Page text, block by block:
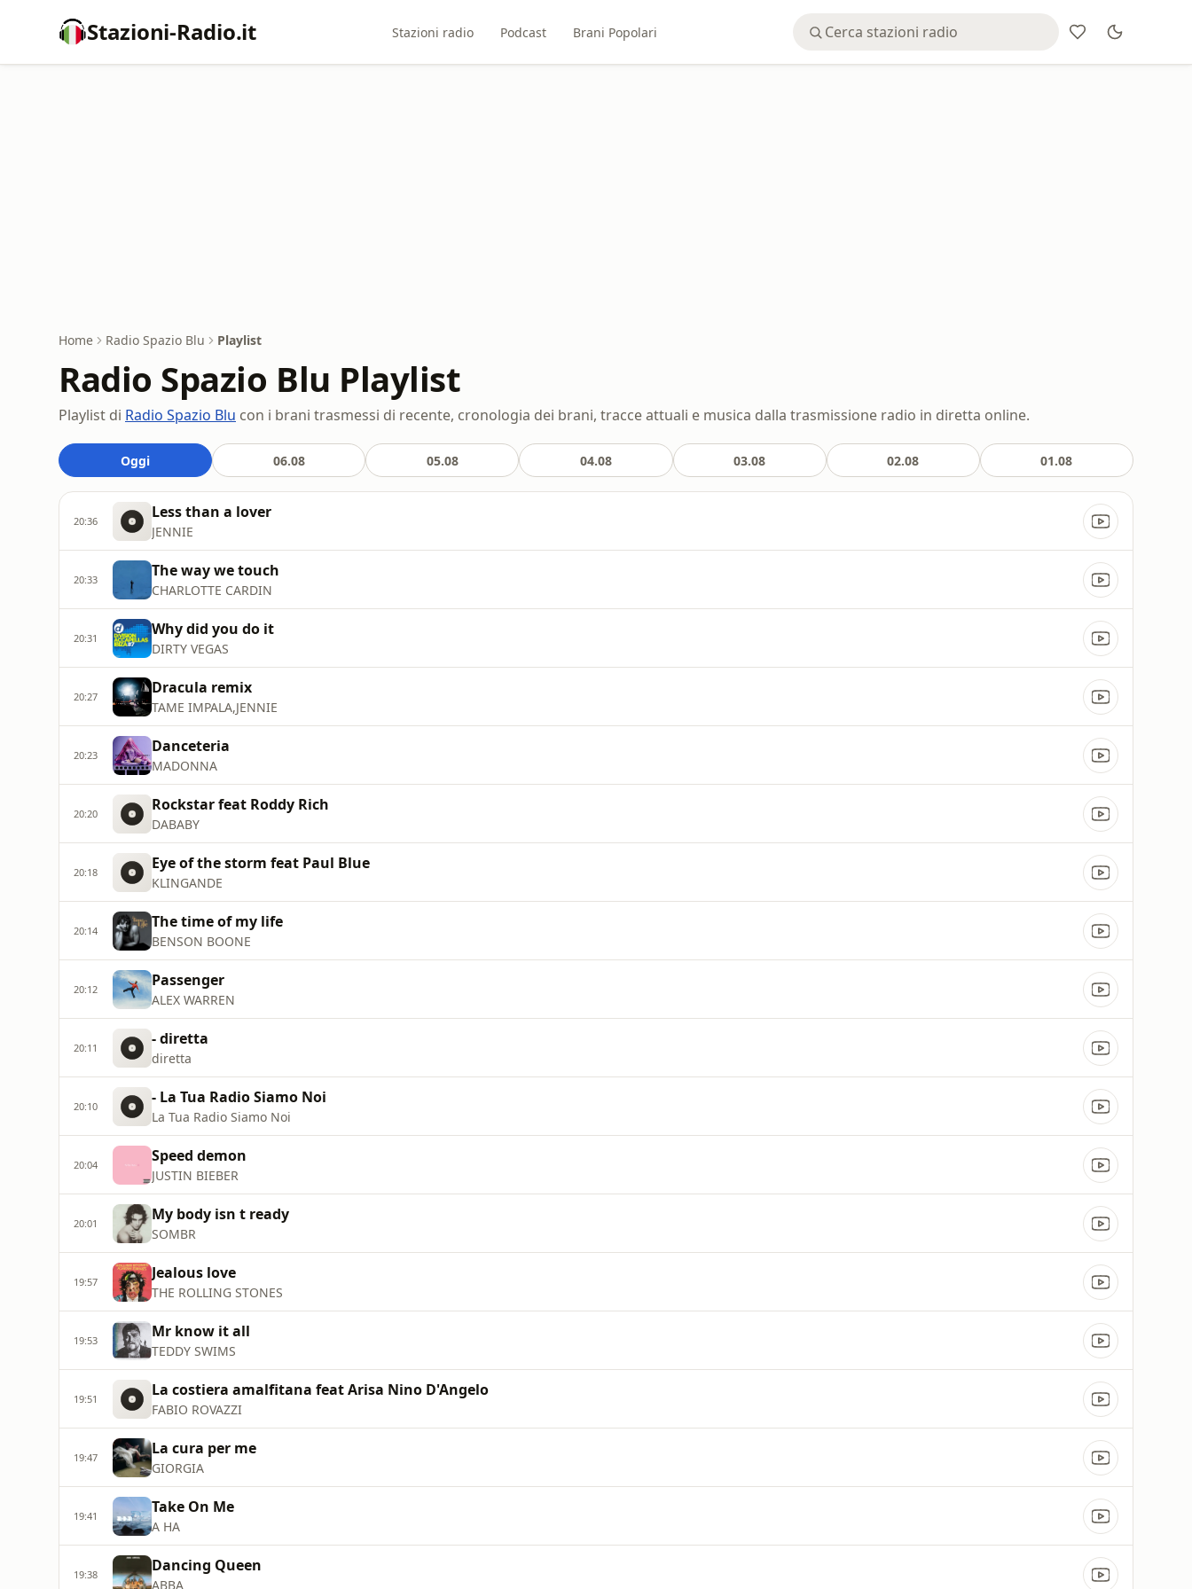
Stazioni-Radio.it Stazioni radio Podcast Brani Popolari
Home Radio Spazio Blu Playlist
Radio Spazio Blu Playlist
Playlist di Radio Spazio Blu con i brani trasmessi di recente, cronologia dei brani, tracce attuali e musica dalla trasmissione radio in diretta online.
Oggi 06.08 05.08 04.08 03.08 02.08 01.08
20:36 Less than a lover
JENNIE
20:33 The way we touch
CHARLOTTE CARDIN
20:31 Why did you do it
DIRTY VEGAS
20:27 Dracula remix
TAME IMPALA,JENNIE
20:23 Danceteria
MADONNA
20:20 Rockstar feat Roddy Rich
DABABY
20:18 Eye of the storm feat Paul Blue
KLINGANDE
20:14 The time of my life
BENSON BOONE
20:12 Passenger
ALEX WARREN
20:11 - diretta
diretta
20:10 - La Tua Radio Siamo Noi
La Tua Radio Siamo Noi
20:04 Speed demon
JUSTIN BIEBER
20:01 My body isn t ready
SOMBR
19:57 Jealous love
THE ROLLING STONES
19:53 Mr know it all
TEDDY SWIMS
19:51 La costiera amalfitana feat Arisa Nino D'Angelo
FABIO ROVAZZI
19:47 La cura per me
GIORGIA
19:41 Take On Me
A HA
19:38 Dancing Queen
ABBA